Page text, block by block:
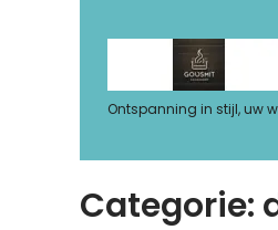
Ontspanning in stijl, uw
Categorie: